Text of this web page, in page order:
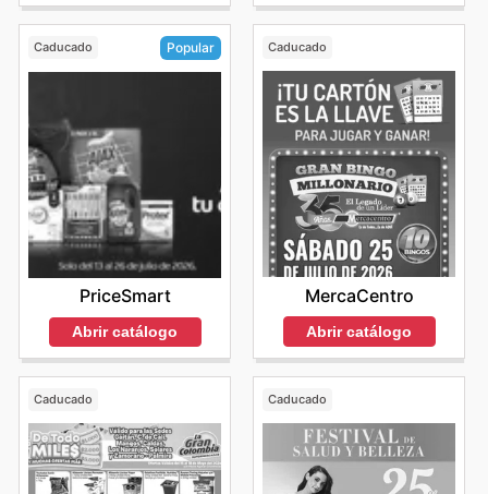
Caducado Popular
PriceSmart
Abrir catálogo
Caducado
MercaCentro
Abrir catálogo
Caducado Caducado